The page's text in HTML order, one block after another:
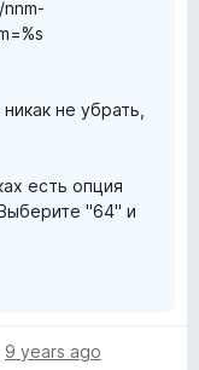
не убрать,
есть опция
"64" и
9 years ago